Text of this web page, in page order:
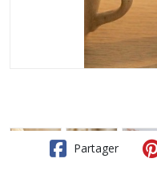
Partager